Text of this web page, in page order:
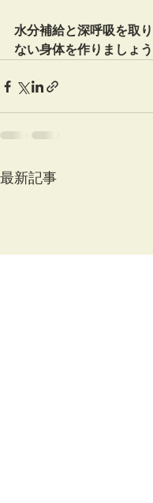
水分補給と深呼吸を取
ない身体を作りましょう
最新記事